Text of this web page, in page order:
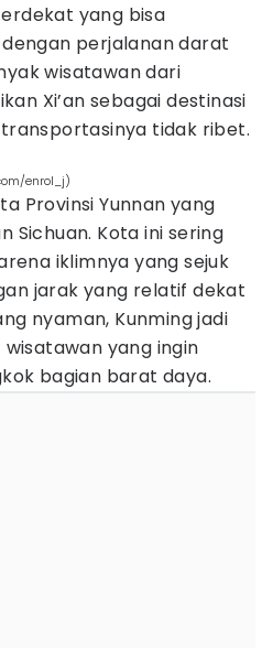
yang bisa
perjalanan darat
wisatawan dari
Xi’an sebagai destinasi
tidak ribet.
enrol_j)
Provinsi Yunnan yang
Sichuan. Kota ini sering
iklimnya yang sejuk
jarak yang relatif dekat
nyaman, Kunming jadi
yang ingin
bagian barat daya.